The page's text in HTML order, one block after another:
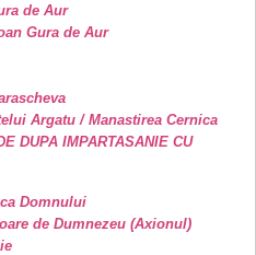
de Aur
Gura de Aur
Argatu / Manastirea Cernica
DUPA IMPARTASANIE CU
Domnului
de Dumnezeu (Axionul)